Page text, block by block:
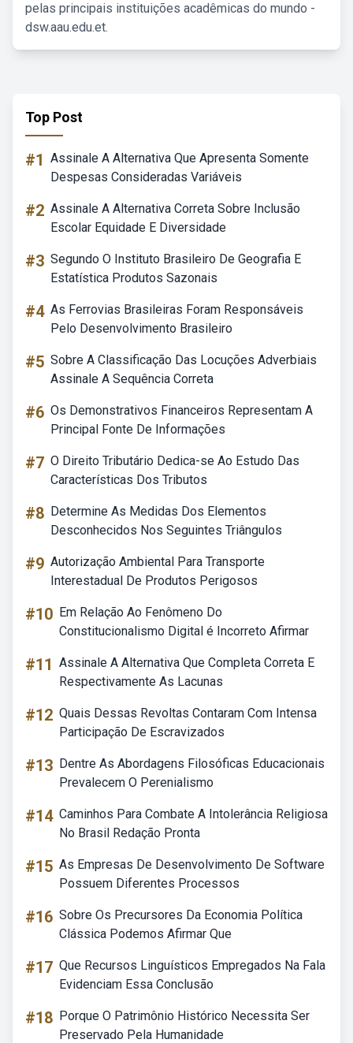
pelas principais instituições acadêmicas do mundo -
dsw.aau.edu.et.
Top Post
#1 Assinale A Alternativa Que Apresenta Somente
Despesas Consideradas Variáveis
#2 Assinale A Alternativa Correta Sobre Inclusão
Escolar Equidade E Diversidade
#3 Segundo O Instituto Brasileiro De Geografia E
Estatística Produtos Sazonais
#4 As Ferrovias Brasileiras Foram Responsáveis
Pelo Desenvolvimento Brasileiro
#5 Sobre A Classificação Das Locuções Adverbiais
Assinale A Sequência Correta
#6 Os Demonstrativos Financeiros Representam A
Principal Fonte De Informações
#7 O Direito Tributário Dedica-se Ao Estudo Das
Características Dos Tributos
#8 Determine As Medidas Dos Elementos
Desconhecidos Nos Seguintes Triângulos
#9 Autorização Ambiental Para Transporte
Interestadual De Produtos Perigosos
#10 Em Relação Ao Fenômeno Do
Constitucionalismo Digital é Incorreto Afirmar
#11 Assinale A Alternativa Que Completa Correta E
Respectivamente As Lacunas
#12 Quais Dessas Revoltas Contaram Com Intensa
Participação De Escravizados
#13 Dentre As Abordagens Filosóficas Educacionais
Prevalecem O Perenialismo
#14 Caminhos Para Combate A Intolerância Religiosa
No Brasil Redação Pronta
#15 As Empresas De Desenvolvimento De Software
Possuem Diferentes Processos
#16 Sobre Os Precursores Da Economia Política
Clássica Podemos Afirmar Que
#17 Que Recursos Linguísticos Empregados Na Fala
Evidenciam Essa Conclusão
#18 Porque O Patrimônio Histórico Necessita Ser
Preservado Pela Humanidade